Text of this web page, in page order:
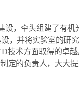
设，牵头组建了有机
，并将实验室的研
技术方面取得的卓
定的负责人，大大